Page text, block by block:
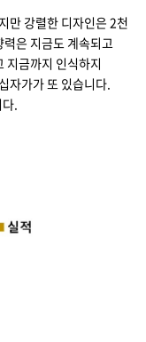
만 강렬한 디자인은 2천
은 지금도 계속되고
지금까지 인식하지
자가가 또 있습니다.
.